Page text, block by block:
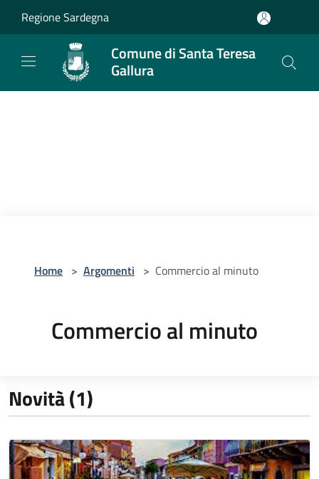
Regione Sardegna
Comune di Santa Teresa
Gallura
Home > Argomenti > Commercio al minuto
Commercio al minuto
Novità (1)